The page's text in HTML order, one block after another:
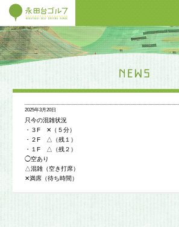
2025年3月20日
只今の混雑状況
・３F ✕（５分）
・２F △（残１）
・１F △（残２）
◯空あり
△混雑（空き打席）
✕満席（待ち時間）